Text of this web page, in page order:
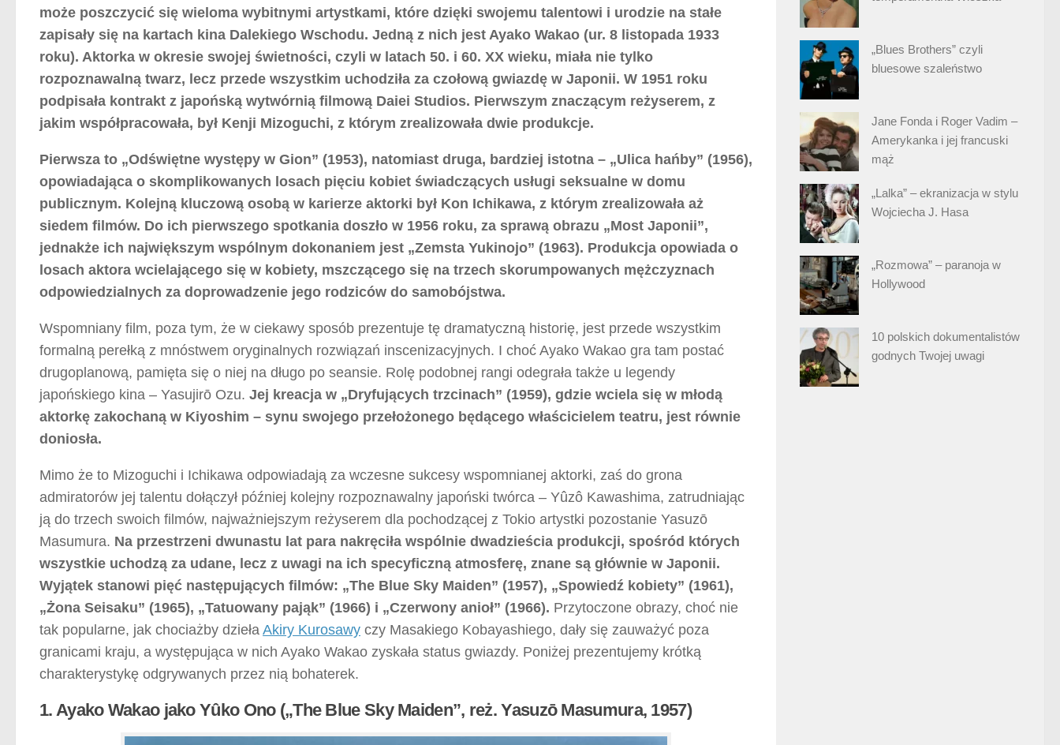
może poszczycić się wieloma wybitnymi artystkami, które dzięki swojemu talentowi i urodzie na stałe
zapisały się na kartach kina Dalekiego Wschodu. Jedną z nich jest Ayako Wakao (ur. 8 listopada 1933
roku). Aktorka w okresie swojej świetności, czyli w latach 50. i 60. XX wieku, miała nie tylko
rozpoznawalną twarz, lecz przede wszystkim uchodziła za czołową gwiazdę w Japonii. W 1951 roku
podpisała kontrakt z japońską wytwórnią filmową Daiei Studios. Pierwszym znaczącym reżyserem, z
jakim współpracowała, był Kenji Mizoguchi, z którym zrealizowała dwie produkcje.
Pierwsza to „Odświętne występy w Gion” (1953), natomiast druga, bardziej istotna – „Ulica hańby” (1956),
opowiadająca o skomplikowanych losach pięciu kobiet świadczących usługi seksualne w domu
publicznym. Kolejną kluczową osobą w karierze aktorki był Kon Ichikawa, z którym zrealizowała aż
siedem filmów. Do ich pierwszego spotkania doszło w 1956 roku, za sprawą obrazu „Most Japonii”,
jednakże ich największym wspólnym dokonaniem jest „Zemsta Yukinojo” (1963). Produkcja opowiada o
losach aktora wcielającego się w kobiety, mszczącego się na trzech skorumpowanych mężczyznach
odpowiedzialnych za doprowadzenie jego rodziców do samobójstwa.
Wspomniany film, poza tym, że w ciekawy sposób prezentuje tę dramatyczną historię, jest przede wszystkim
formalną perełką z mnóstwem oryginalnych rozwiązań inscenizacyjnych. I choć Ayako Wakao gra tam postać
drugoplanową, pamięta się o niej na długo po seansie. Rolę podobnej rangi odegrała także u legendy
japońskiego kina – Yasujirō Ozu. Jej kreacja w „Dryfujących trzcinach” (1959), gdzie wciela się w młodą
aktorkę zakochaną w Kiyoshim – synu swojego przełożonego będącego właścicielem teatru, jest równie
doniosła.
Mimo że to Mizoguchi i Ichikawa odpowiadają za wczesne sukcesy wspomnianej aktorki, zaś do grona
admiratorów jej talentu dołączył później kolejny rozpoznawalny japoński twórca – Yûzô Kawashima, zatrudniając
ją do trzech swoich filmów, najważniejszym reżyserem dla pochodzącej z Tokio artystki pozostanie Yasuzō
Masumura. Na przestrzeni dwunastu lat para nakręciła wspólnie dwadzieścia produkcji, spośród których
wszystkie uchodzą za udane, lecz z uwagi na ich specyficzną atmosferę, znane są głównie w Japonii.
Wyjątek stanowi pięć następujących filmów: „The Blue Sky Maiden” (1957), „Spowiedź kobiety” (1961),
„Żona Seisaku” (1965), „Tatuowany pająk” (1966) i „Czerwony anioł” (1966). Przytoczone obrazy, choć nie
tak popularne, jak chociażby dzieła Akiry Kurosawy czy Masakiego Kobayashiego, dały się zauważyć poza
granicami kraju, a występująca w nich Ayako Wakao zyskała status gwiazdy. Poniżej prezentujemy krótką
charakterystykę odgrywanych przez nią bohaterek.
1. Ayako Wakao jako Yûko Ono („The Blue Sky Maiden”, reż. Yasuzō Masumura, 1957)
„Blues Brothers” czyli
bluesowe szaleństwo
Jane Fonda i Roger Vadim –
Amerykanka i jej francuski
mąż
„Lalka” – ekranizacja w stylu
Wojciecha J. Hasa
„Rozmowa” – paranoja w
Hollywood
10 polskich dokumentalistów
godnych Twojej uwagi